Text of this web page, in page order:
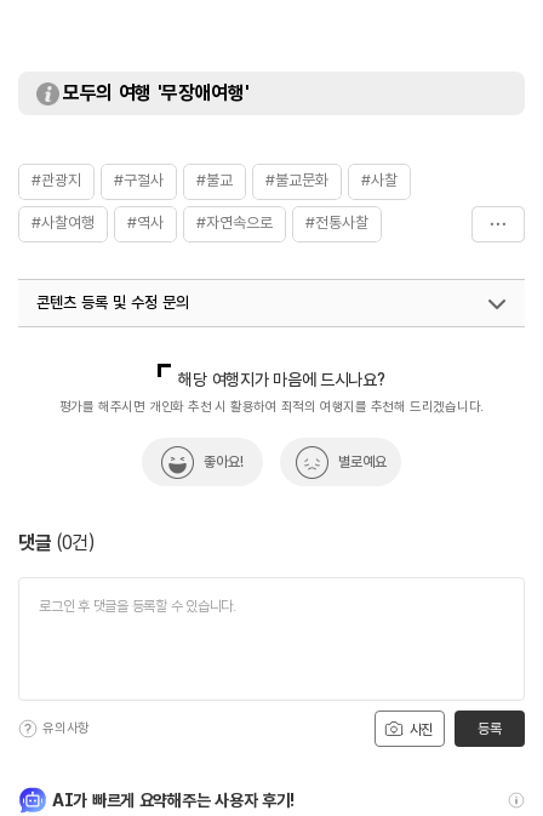
모두의 여행 '무장애여행'
#관광지 #구절사 #불교 #불교문화 #사찰
#사찰여행 #역사 #자연속으로 #전통사찰
#휴식여행 #휴식하기
콘텐츠 등록 및 수정 문의
해당 여행지가 마음에 드시나요?
평가를 해주시면 개인화 추천 시 활용하여 최적의 여행지를 추천해 드리겠습니다.
좋아요! 별로예요
댓글 (0건)
사진
유의사항 등록
AI가 빠르게 요약해주는 사용자 후기!